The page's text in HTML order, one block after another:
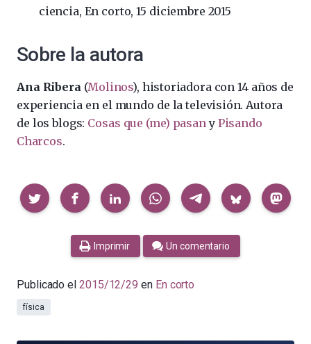
ciencia, En corto, 15 diciembre 2015
Sobre la autora
Ana Ribera(Molinos), historiadora con 14 años de
experiencia en el mundo de la televisión. Autora
de los blogs: Cosas que (me) pasany Pisando
Charcos.
Compartir
Imprimir Un comentario
Publicado el 2015/12/29 en En corto
física